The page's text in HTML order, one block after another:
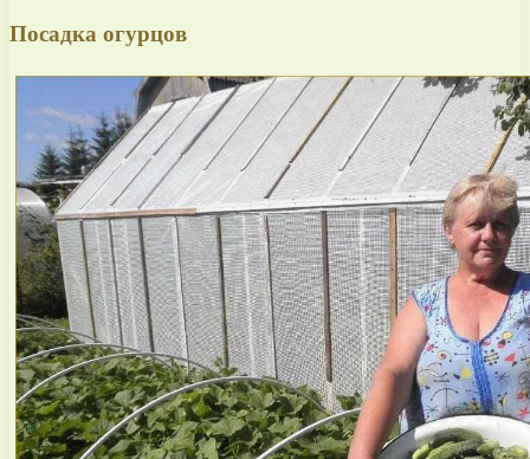
Посадка огурцов